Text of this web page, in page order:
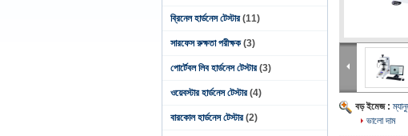
ব্রিনেল হার্ডনেস টেস্টার (11)
সারফেস রুক্ষতা পরীক্ষক (3)
পোর্টেবল লিব হার্ডনেস টেস্টার (3)
ওয়েবস্টার হার্ডনেস টেস্টার (4)
বারকোল হার্ডনেস টেস্টার (2)
বড় ইমেজ :
ভালো দাম